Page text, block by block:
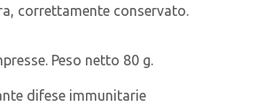
correttamente conservato.
Peso netto 80 g.
difese immunitarie